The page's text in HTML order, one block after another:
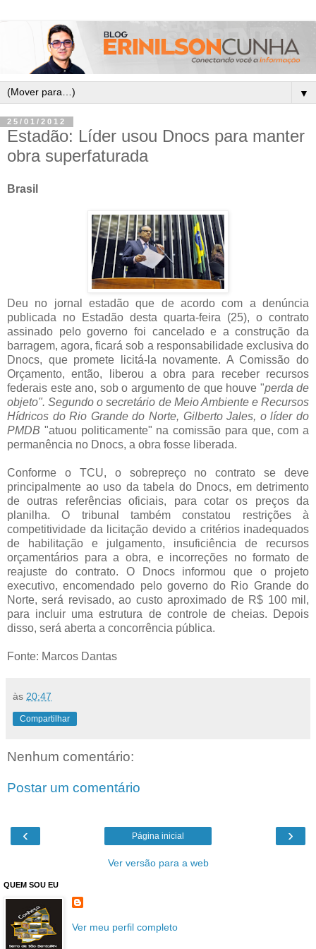
▼
25/01/2012
Estadão: Líder usou Dnocs para manter
obra superfaturada
Brasil
Deu no jornal estadão que de acordo com a denúncia
publicada no Estadão desta quarta-feira (25), o contrato
assinado pelo governo foi cancelado e a construção da
barragem, agora, ficará sob a responsabilidade exclusiva do
Dnocs, que promete licitá-la novamente. A Comissão do
Orçamento, então, liberou a obra para receber recursos
federais este ano, sob o argumento de que houve "perda de
objeto". Segundo o secretário de Meio Ambiente e Recursos
Hídricos do Rio Grande do Norte, Gilberto Jales, o líder do
PMDB "atuou politicamente" na comissão para que, com a
permanência no Dnocs, a obra fosse liberada.
Conforme o TCU, o sobrepreço no contrato se deve
principalmente ao uso da tabela do Dnocs, em detrimento
de outras referências oficiais, para cotar os preços da
planilha. O tribunal também constatou restrições à
competitividade da licitação devido a critérios inadequados
de habilitação e julgamento, insuficiência de recursos
orçamentários para a obra, e incorreções no formato de
reajuste do contrato. O Dnocs informou que o projeto
executivo, encomendado pelo governo do Rio Grande do
Norte, será revisado, ao custo aproximado de R$ 100 mil,
para incluir uma estrutura de controle de cheias. Depois
disso, será aberta a concorrência pública.
Fonte: Marcos Dantas
às 20:47
Compartilhar
Nenhum comentário:
Postar um comentário
‹ ›
Página inicial
Ver versão para a web
QUEM SOU EU
Ver meu perfil completo